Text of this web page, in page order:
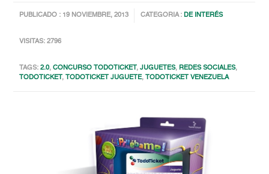
PUBLICADO : 19 NOVIEMBRE, 2013 CATEGORIA :DE INTERÉS
VISITAS: 2796
TAGS:2.0,CONCURSO TODOTICKET,JUGUETES, REDES SOCIALES,
TODOTICKET, TODOTICKET JUGUETE, TODOTICKET VENEZUELA